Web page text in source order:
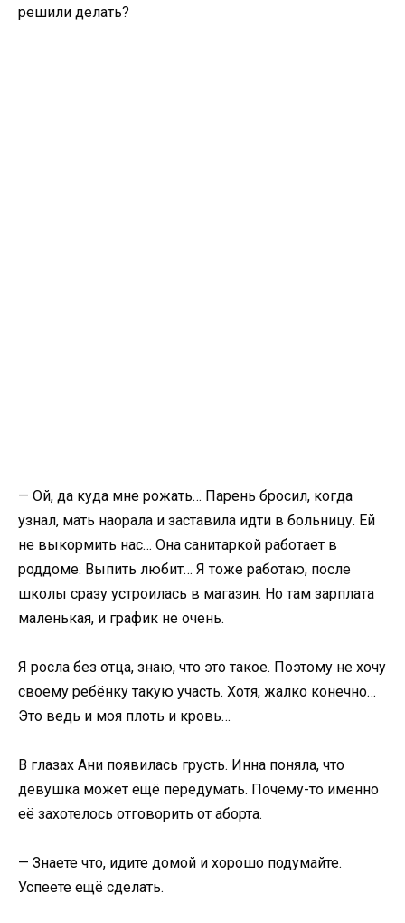
решили делать?
— Ой, да куда мне рожать… Парень бросил, когда
узнал, мать наорала и заставила идти в больницу. Ей
не выкормить нас… Она санитаркой работает в
роддоме. Выпить любит… Я тоже работаю, после
школы сразу устроилась в магазин. Но там зарплата
маленькая, и график не очень.
Я росла без отца, знаю, что это такое. Поэтому не хочу
своему ребёнку такую участь. Хотя, жалко конечно…
Это ведь и моя плоть и кровь…
В глазах Ани появилась грусть. Инна поняла, что
девушка может ещё передумать. Почему-то именно
её захотелось отговорить от аборта.
— Знаете что, идите домой и хорошо подумайте.
Успеете ещё сделать.